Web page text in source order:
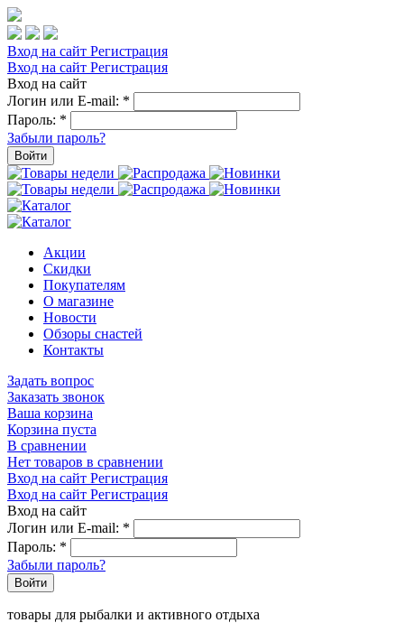
Вход на сайт Регистрация
Вход на сайт Регистрация
Вход на сайт
Логин или E-mail: *
Пароль: *
Забыли пароль?
Войти
Акции
Скидки
Покупателям
О магазине
Новости
Обзоры снастей
Контакты
Задать вопрос
Заказать звонок
Ваша корзина
Корзина пуста
В сравнении
Нет товаров в сравнении
Вход на сайт Регистрация
Вход на сайт Регистрация
Вход на сайт
Логин или E-mail: *
Пароль: *
Забыли пароль?
Войти
товары для рыбалки и активного отдыха